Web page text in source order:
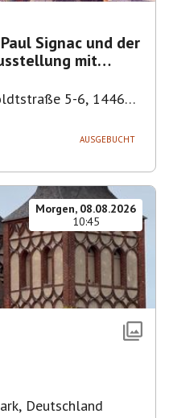
Signac und der
mit
5-6, 14467
AUSGEBUCHT
Morgen, 08.08.2026
10:45
Deutschland